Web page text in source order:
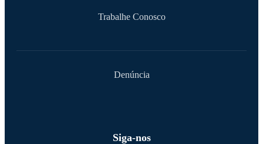
Trabalhe Conosco
Denúncia
Siga-nos